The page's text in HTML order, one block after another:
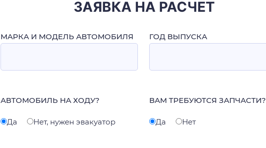
ЗАЯВКА НА РАСЧЕТ
МАРКА И МОДЕЛЬ АВТОМОБИЛЯ ГОД ВЫПУСКА
АВТОМОБИЛЬ НА ХОДУ?
Да Нет, нужен эвакуатор
ВАМ ТРЕБУЮТСЯ ЗАПЧАСТИ?
Да Нет